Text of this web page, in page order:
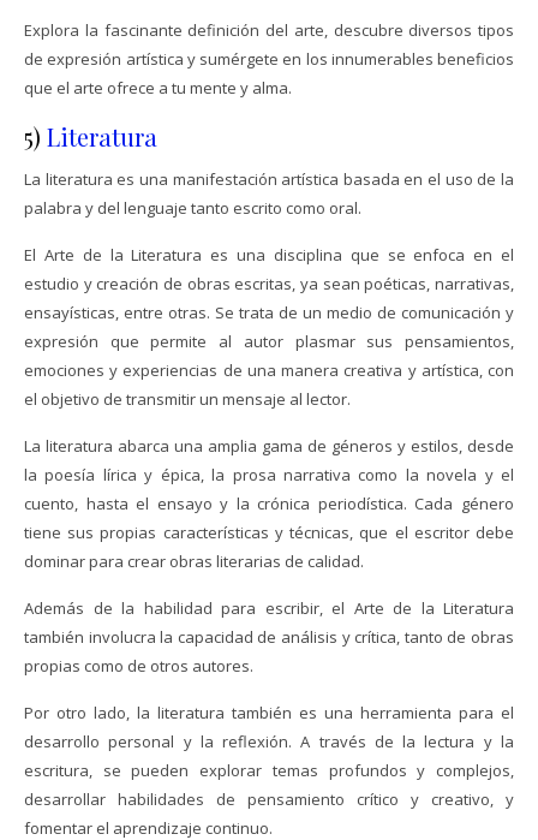
Explora la fascinante definición del arte, descubre diversos tipos
de expresión artística y sumérgete en los innumerables beneficios
que el arte ofrece a tu mente y alma.
5) Literatura
La literatura es una manifestación artística basada en el uso de la
palabra y del lenguaje tanto escrito como oral.
El Arte de la Literatura es una disciplina que se enfoca en el
estudio y creación de obras escritas, ya sean poéticas, narrativas,
ensayísticas, entre otras. Se trata de un medio de comunicación y
expresión que permite al autor plasmar sus pensamientos,
emociones y experiencias de una manera creativa y artística, con
el objetivo de transmitir un mensaje al lector.
La literatura abarca una amplia gama de géneros y estilos, desde
la poesía lírica y épica, la prosa narrativa como la novela y el
cuento, hasta el ensayo y la crónica periodística. Cada género
tiene sus propias características y técnicas, que el escritor debe
dominar para crear obras literarias de calidad.
Además de la habilidad para escribir, el Arte de la Literatura
también involucra la capacidad de análisis y crítica, tanto de obras
propias como de otros autores.
Por otro lado, la literatura también es una herramienta para el
desarrollo personal y la reflexión. A través de la lectura y la
escritura, se pueden explorar temas profundos y complejos,
desarrollar habilidades de pensamiento crítico y creativo, y
fomentar el aprendizaje continuo.